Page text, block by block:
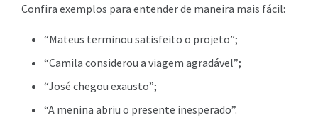
Confira exemplos para entender de maneira mais fácil:
“Mateus terminou satisfeito o projeto”;
“Camila considerou a viagem agradável”;
“José chegou exausto”;
“A menina abriu o presente inesperado”.